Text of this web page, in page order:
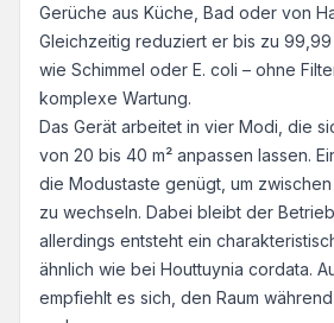
Gerüche aus Küche, Bad oder von
Gleichzeitig reduziert er bis zu
wie Schimmel oder E. coli – ohne
komplexe Wartung.
Das Gerät arbeitet in vier Modi, die
von 20 bis 40 m² anpassen lassen.
die Modustaste genügt, um
zu wechseln. Dabei bleibt der Betrieb
allerdings entsteht ein
ähnlich wie bei Houttuynia cordata.
empfiehlt es sich, den Raum